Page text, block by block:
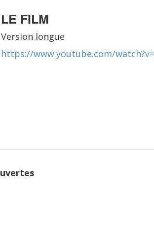
LE FILM
Version longue
https://www.youtube.com/